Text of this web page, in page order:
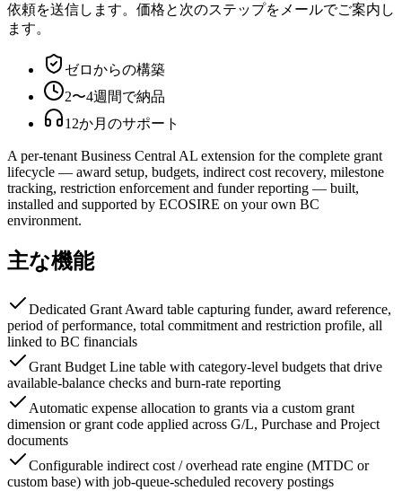
依頼を送信します。価格と次のステップをメールでご案内し
ます。
ゼロからの構築
2〜4週間で納品
12か月のサポート
A per-tenant Business Central AL extension for the complete grant
lifecycle — award setup, budgets, indirect cost recovery, milestone
tracking, restriction enforcement and funder reporting — built,
installed and supported by ECOSIRE on your own BC
environment.
主な機能
Dedicated Grant Award table capturing funder, award reference,
period of performance, total commitment and restriction profile, all
linked to BC financials
Grant Budget Line table with category-level budgets that drive
available-balance checks and burn-rate reporting
Automatic expense allocation to grants via a custom grant
dimension or grant code applied across G/L, Purchase and Project
documents
Configurable indirect cost / overhead rate engine (MTDC or
custom base) with job-queue-scheduled recovery postings